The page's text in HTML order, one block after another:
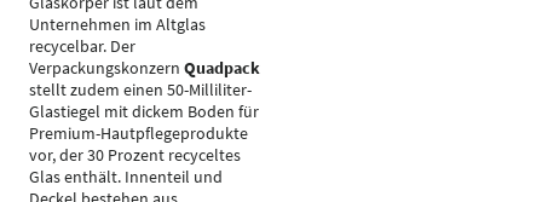
Unternehmen im Altglas
recycelbar. Der
Verpackungskonzern Quadpack
stellt zudem einen 50-Milliliter-
Glastiegel mit dickem Boden für
Premium-Hautpflegeprodukte
vor, der 30 Prozent recyceltes
Glas enthält. Innenteil und